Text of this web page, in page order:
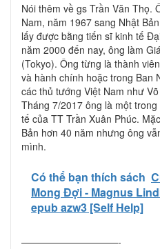
Nói thêm về gs Trần Văn Thọ.
Nam, năm 1967 sang Nhật
lấy được bằng tiến sĩ kinh tế
năm 2000 đến nay, ông làm
(Tokyo). Ông từng là thành
và hành chính hoặc trong Ban
các thủ tướng Việt Nam như
Tháng 7/2017 ông là một
tế của TT Trần Xuân Phúc.
Bản hơn 40 năm nhưng ông
mình.
Có thể bạn thích sách
Mong Đợi - Magnus
epub azw3 [Self Help]
——————————-